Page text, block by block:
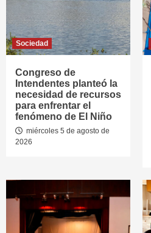
Sociedad
Congreso de
Intendentes planteó la
necesidad de recursos
para enfrentar el
fenómeno de El Niño
miércoles 5 de agosto de
2026